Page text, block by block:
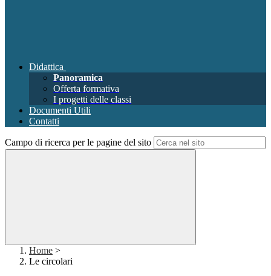
Didattica
Panoramica
Offerta formativa
I progetti delle classi
Documenti Utili
Contatti
Campo di ricerca per le pagine del sito
Home >
Le circolari